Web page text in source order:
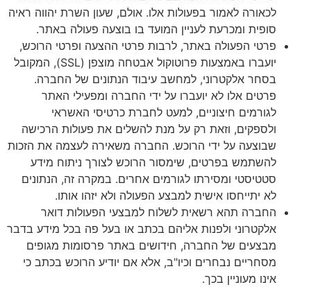
לכאורה לאמור בפעולות אלו. אולם, שעון השרת יהווה ראיה
סופית ומכרעת לעניין המועד בו בוצעה פעולה באתר.
פרטי הפעולה באתר, לרבות פרטי ההצעה ופרטי הרוכש,
יועברו באמצעות פרוטוקול אבטחה מוצפן (SSL), המקובל
בסחר אלקטרוני, למחשב עיבוד הנתונים של החברה.
פרטים אלו לא יועברו על ידי החברה ומפעילי האתר
לגורמים חיצוניים, למעט לחברת כרטיסי האשראי
ולספקים, וזאת רק על מנת להשלים את פעולות הרכישה
שבוצעה על ידי הרוכש. החברה משאירה לעצמה את הזכות
להשתמש בפרטים, שימסור הרוכש לצורך ניתוח מידע
סטטיסטי ומסירתו לגורמים אחרים. במקרה זה, הנתונים
לא יתייחסו אישית למבצע הפעולה ולא יזהו אותו.
החברה תהא רשאית לשלוח למבצעי הפעולות דואר
אלקטרוני ולפנות אליהם בכתב או בעל פה בכל מידע בדבר
מבצעים של החברה, חידושים באתר פרסומות מגופים
מסחריים נבחרים וכיו"ב, אלא אם יודיע הרוכש בכתב כי
אינו מעוניין בכך.